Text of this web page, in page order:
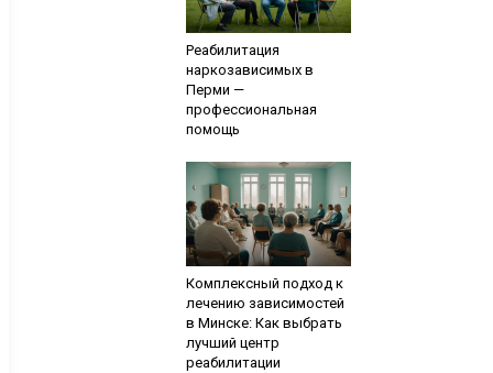
Реабилитация
наркозависимых в
Перми —
профессиональная
помощь
Комплексный подход к
лечению зависимостей
в Минске: Как выбрать
лучший центр
реабилитации